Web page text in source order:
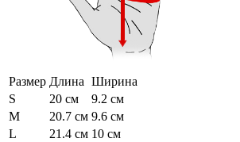
Размер Длина Ширина
S
20 см
9.2 см
M
20.7 см 9.6 см
L
21.4 см 10 см